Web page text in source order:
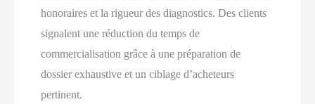
honoraires et la rigueur des diagnostics. Des clients
signalent une réduction du temps de
commercialisation grâce à une préparation de
dossier exhaustive et un ciblage d’acheteurs
pertinent.